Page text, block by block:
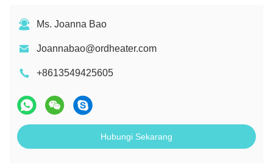
Ms. Joanna Bao
Joannabao@ordheater.com
+8613549425605
Hubungi Sekarang